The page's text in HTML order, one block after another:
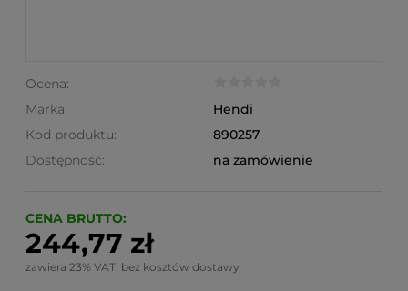
Ocena:
Marka:
Hendi
Kod produktu:
890257
Dostępność:
na zamówienie
CENA BRUTTO:
244,77 zł
zawiera 23% VAT, bez kosztów dostawy